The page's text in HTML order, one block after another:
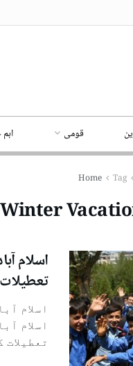
قومی
Home Tag
Winter
اسلام
اسلام
تعطیلات